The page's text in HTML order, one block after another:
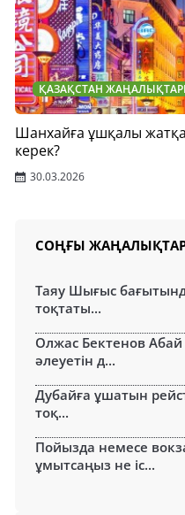
ҚАЗАҚСТАН
Шанхайға ұшқалы
керек?
30.03.2026
СОҢҒЫ
Таяу Шығыс
тоқтаты...
Олжас Бектенов
әлеуетін д...
Дубайға ұшатын
тоқ...
Пойызда немесе
ұмытсаңыз не іс...